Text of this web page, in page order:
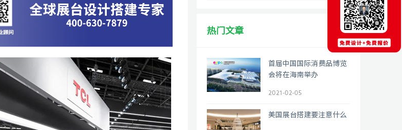
热门文章
首届中国国际消费品博览
会将在海南举办
2021-02-05
美国展台搭建要注意什么